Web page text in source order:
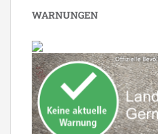
WARNUNGEN